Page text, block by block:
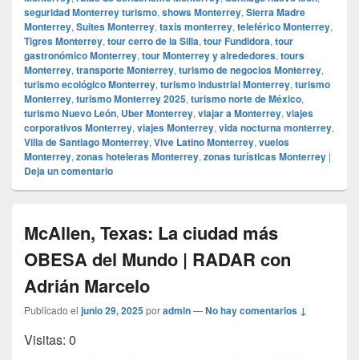
seguridad Monterrey turismo, shows Monterrey, Sierra Madre
Monterrey, Suites Monterrey, taxis monterrey, teleférico Monterrey,
Tigres Monterrey, tour cerro de la Silla, tour Fundidora, tour
gastronómico Monterrey, tour Monterrey y alrededores, tours
Monterrey, transporte Monterrey, turismo de negocios Monterrey,
turismo ecológico Monterrey, turismo industrial Monterrey, turismo
Monterrey, turismo Monterrey 2025, turismo norte de México,
turismo Nuevo León, Uber Monterrey, viajar a Monterrey, viajes
corporativos Monterrey, viajes Monterrey, vida nocturna monterrey,
Villa de Santiago Monterrey, Vive Latino Monterrey, vuelos
Monterrey, zonas hoteleras Monterrey, zonas turísticas Monterrey |
Deja un comentario
McAllen, Texas: La ciudad más
OBESA del Mundo | RADAR con
Adrián Marcelo
Publicado el junio 29, 2025poradmin—No hay comentarios ↓
Visitas: 0